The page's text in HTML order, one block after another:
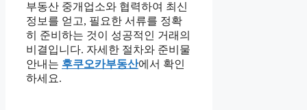
부동산 중개업소와 협력하여 최신
정보를 얻고, 필요한 서류를 정확
히 준비하는 것이 성공적인 거래의
비결입니다. 자세한 절차와 준비물
안내는 후쿠오카부동산에서 확인
하세요.